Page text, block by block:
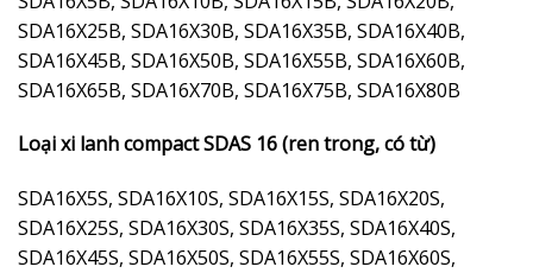
SDA16X25B, SDA16X30B, SDA16X35B, SDA16X40B,
SDA16X45B, SDA16X50B, SDA16X55B, SDA16X60B,
SDA16X65B, SDA16X70B, SDA16X75B, SDA16X80B
Loại xi lanh compact SDAS 16 (ren trong, có từ)
SDA16X5S, SDA16X10S, SDA16X15S, SDA16X20S,
SDA16X25S, SDA16X30S, SDA16X35S, SDA16X40S,
SDA16X45S, SDA16X50S, SDA16X55S, SDA16X60S,